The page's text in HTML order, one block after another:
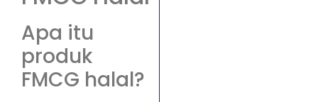
Apa itu
produk
FMCG halal?